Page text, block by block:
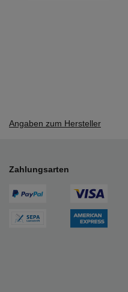
Angaben zum Hersteller
Zahlungsarten